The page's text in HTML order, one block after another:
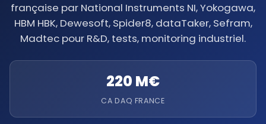
française par National Instruments NI, Yokogawa,
HBM HBK, Dewesoft, Spider8, dataTaker, Sefram,
Madtec pour R&D, tests, monitoring industriel.
220 M€
CA DAQ FRANCE